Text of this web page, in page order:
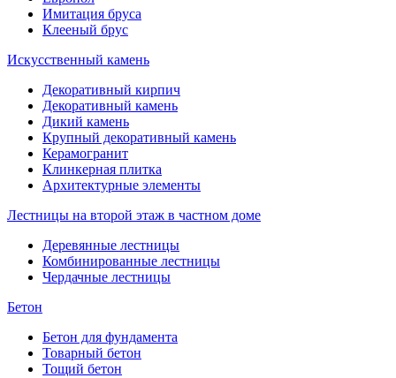
Имитация бруса
Клееный брус
Искусственный камень
Декоративный кирпич
Декоративный камень
Дикий камень
Крупный декоративный камень
Керамогранит
Клинкерная плитка
Архитектурные элементы
Лестницы на второй этаж в частном доме
Деревянные лестницы
Комбинированные лестницы
Чердачные лестницы
Бетон
Бетон для фундамента
Товарный бетон
Тощий бетон